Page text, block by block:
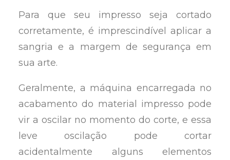
Para que seu impresso seja cortado
corretamente, é imprescindível aplicar a
sangria e a margem de segurança em
sua arte.
Geralmente, a máquina encarregada no
acabamento do material impresso pode
vir a oscilar no momento do corte, e essa
leve oscilação pode cortar
acidentalmente alguns elementos